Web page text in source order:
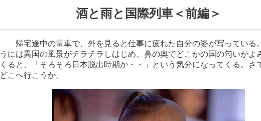
酒と雨と国際列車＜前編＞
帰宅途中の電車で、外を見ると仕事に疲れた自分の姿が写っている
うには異国の風景がチラチラしはじめ、鼻の奥でどこかの国の匂いがよ
くると、「そろそろ日本脱出時期か・・」という気分になってくる。さ
どこへ行こうか。